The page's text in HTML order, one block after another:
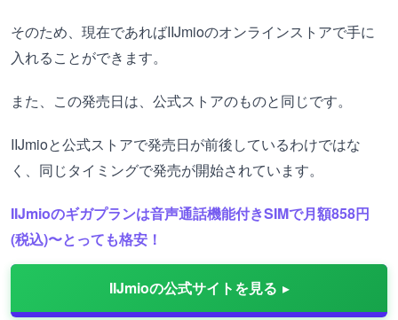
そのため、現在であればIIJmioのオンラインストアで手に
入れることができます。
また、この発売日は、公式ストアのものと同じです。
IIJmioと公式ストアで発売日が前後しているわけではな
く、同じタイミングで発売が開始されています。
IIJmioのギガプランは音声通話機能付きSIMで月額858円
(税込)〜とっても格安！
IIJmioの公式サイトを見る